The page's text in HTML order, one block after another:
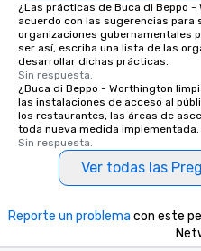
¿Las prácticas de Buca di Beppo
acuerdo con las sugerencias para
organizaciones gubernamentales
ser así, escriba una lista de las
desarrollar dichas prácticas.
Sin respuesta.
¿Buca di Beppo - Worthington
las instalaciones de acceso al
los restaurantes, las áreas de
toda nueva medida implementada.
Sin respuesta.
Ver todas las
Reporte un problema con este